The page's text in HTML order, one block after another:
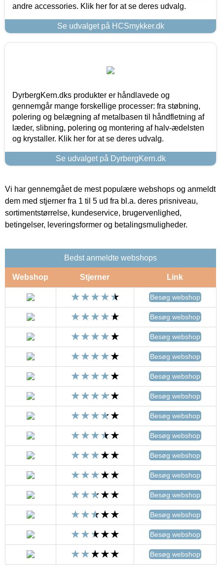
andre accessories. Klik her for at se deres udvalg.
Se udvalget på HCSmykker.dk
DyrbergKern.dks produkter er håndlavede og
gennemgår mange forskellige processer: fra støbning,
polering og belægning af metalbasen til håndfletning af
læder, slibning, polering og montering af halv-ædelsten
og krystaller. Klik her for at se deres udvalg.
Se udvalget på DyrbergKern.dk
Vi har gennemgået de mest populære webshops og anmeldt
dem med stjerner fra 1 til 5 ud fra bl.a. deres prisniveau,
sortimentstørrelse, kundeservice, brugervenlighed,
betingelser, leveringsformer og betalingsmuligheder.
Bedst anmeldte webshops
Webshop Stjerner Link
Besøg webshop
Besøg webshop
Besøg webshop
Besøg webshop
Besøg webshop
Besøg webshop
Besøg webshop
Besøg webshop
Besøg webshop
Besøg webshop
Besøg webshop
Besøg webshop
Besøg webshop
Besøg webshop